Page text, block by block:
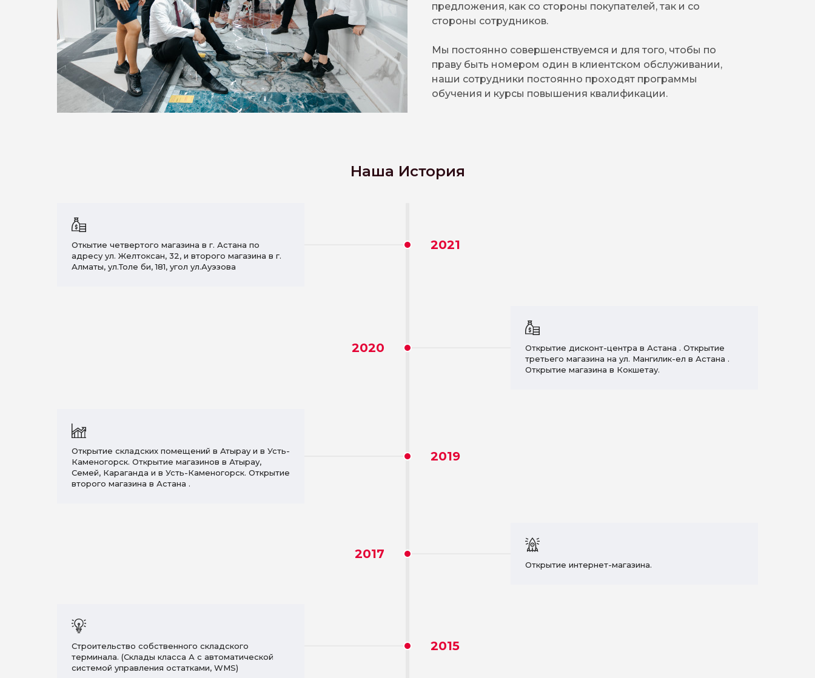
предложения, как со стороны покупателей, так и со
стороны сотрудников.
Мы постоянно совершенствуемся и для того, чтобы по
праву быть номером один в клиентском обслуживании,
наши сотрудники постоянно проходят программы
обучения и курсы повышения квалификации.
Наша История
2021
Откытие четвертого магазина в г. Астана по
адресу​ул. Желтоксан, 32, и второго магазина в г.
Алматы, ул.Толе би, 181, угол ул.Ауэзова
2020
Открытие дисконт-центра в Астана . Открытие
третьего магазина на ул. Мангилик-ел в Астана .
Открытие магазина в Кокшетау.
2019
Открытие складских помещений в Атырау и в Усть-
Каменогорск. Открытие магазинов в Атырау,
Семей, Караганда и в Усть-Каменогорск. Открытие
второго магазина в Астана .
2017
Открытие интернет-магазина.
2015
Строительство собственного складского
терминала. (Склады класса А с автоматической
системой управления остатками, WMS)